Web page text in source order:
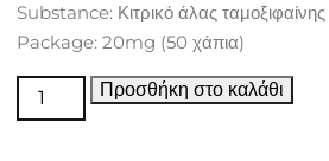
Substance: Κιτρικό άλας
Package: 20mg (50 χάπια)
Αντι-οιστρογόνα Altamofen-20
Προσθήκη στο καλάθι